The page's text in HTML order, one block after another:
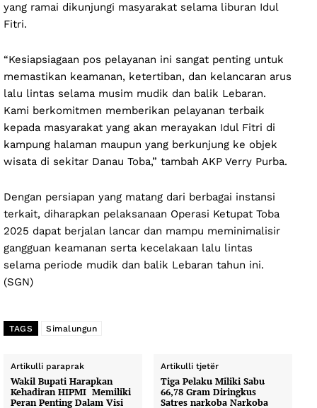
yang ramai dikunjungi masyarakat selama liburan Idul
Fitri.
“Kesiapsiagaan pos pelayanan ini sangat penting untuk
memastikan keamanan, ketertiban, dan kelancaran arus
lalu lintas selama musim mudik dan balik Lebaran.
Kami berkomitmen memberikan pelayanan terbaik
kepada masyarakat yang akan merayakan Idul Fitri di
kampung halaman maupun yang berkunjung ke objek
wisata di sekitar Danau Toba,” tambah AKP Verry Purba.
Dengan persiapan yang matang dari berbagai instansi
terkait, diharapkan pelaksanaan Operasi Ketupat Toba
2025 dapat berjalan lancar dan mampu meminimalisir
gangguan keamanan serta kecelakaan lalu lintas
selama periode mudik dan balik Lebaran tahun ini.
(SGN)
TAGS Simalungun
Artikulli paraprak
Wakil Bupati Harapkan
Kehadiran HIPMI Memiliki
Peran Penting Dalam Visi
Artikulli tjetër
Tiga Pelaku Miliki Sabu
66,78 Gram Diringkus
Satres narkoba Narkoba